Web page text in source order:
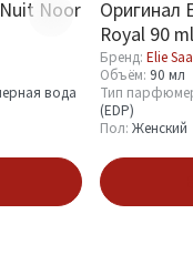
Noor
вода
Оригинал
Royal 90 ml
Бренд: Elie
Объём: 90 мл
Тип
(EDP)
Пол: Женский